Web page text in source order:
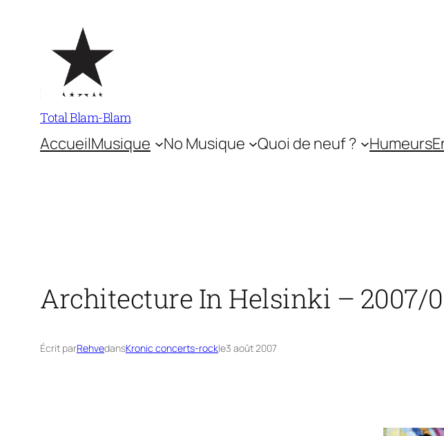
contenu
Total Blam-Blam
AccueilMusique No Musique Quoi de neuf ? Humeurs
Architecture In Helsinki – 2007/
Écrit parRehvedansKronic concerts-rockle3 août 2007